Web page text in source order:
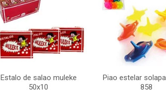
Estalo de salao muleke
50x10
Piao estelar
858